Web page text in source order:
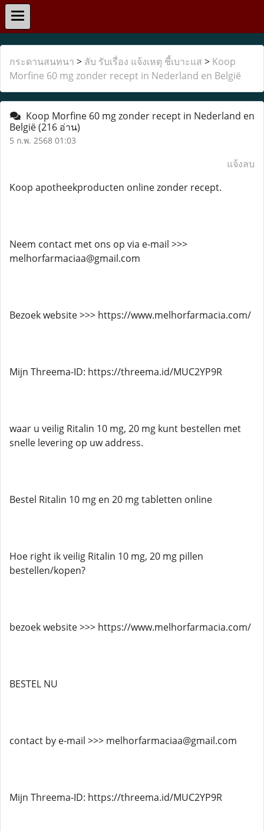
กระดานสนทนา > ลับ รับเรื่อง แจ้งเหตุ ชี้เบาะแส > Koop
Morfine 60 mg zonder recept in Nederland en België
Koop Morfine 60 mg zonder recept in Nederland en
België(216 อ่าน)
5 ก.พ. 2568 01:03
แจ้งลบ
Koop apotheekproducten online zonder recept.
Neem contact met ons op via e-mail >>>
melhorfarmaciaa@gmail.com
Bezoek website >>> https://www.melhorfarmacia.com/
Mijn Threema-ID: https://threema.id/MUC2YP9R
waar u veilig Ritalin 10 mg, 20 mg kunt bestellen met
snelle levering op uw address.
Bestel Ritalin 10 mg en 20 mg tabletten online
Hoe right ik veilig Ritalin 10 mg, 20 mg pillen
bestellen/kopen?
bezoek website >>> https://www.melhorfarmacia.com/
BESTEL NU
contact by e-mail >>> melhorfarmaciaa@gmail.com
Mijn Threema-ID: https://threema.id/MUC2YP9R